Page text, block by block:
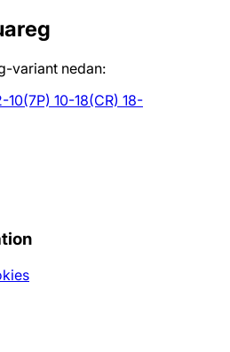
variant nedan:
10(7P) 10-18(CR) 18-